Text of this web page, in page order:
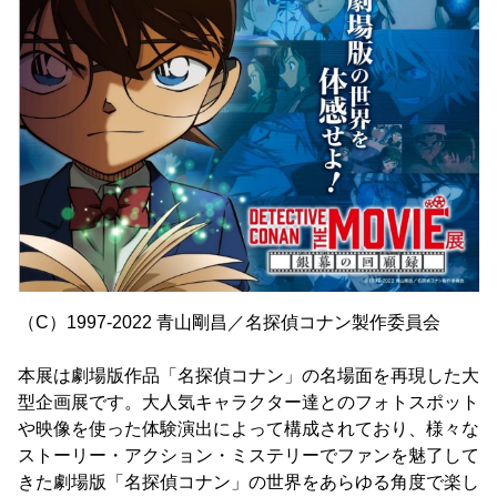
（C）1997-2022 青山剛昌／名探偵コナン製作委員会
本展は劇場版作品「名探偵コナン」の名場面を再現した大
型企画展です。大人気キャラクター達とのフォトスポット
や映像を使った体験演出によって構成されており、様々な
ストーリー・アクション・ミステリーでファンを魅了して
きた劇場版「名探偵コナン」の世界をあらゆる角度で楽し